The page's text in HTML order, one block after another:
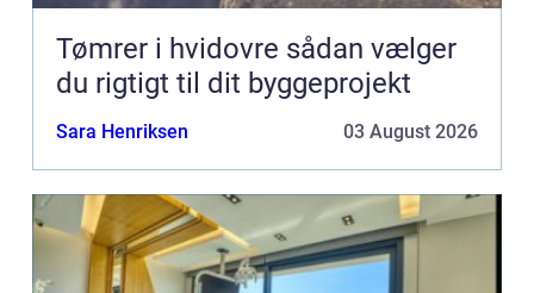
Tømrer i hvidovre sådan vælger
du rigtigt til dit byggeprojekt
Sara Henriksen 03 August 2026